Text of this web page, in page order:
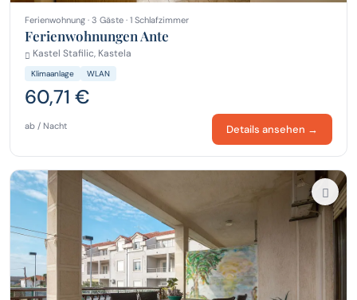
Ferienwohnung · 3 Gäste · 1 Schlafzimmer
Ferienwohnungen Ante
Kastel Stafilic, Kastela
Klimaanlage WLAN
60,71 €
ab / Nacht Details ansehen →